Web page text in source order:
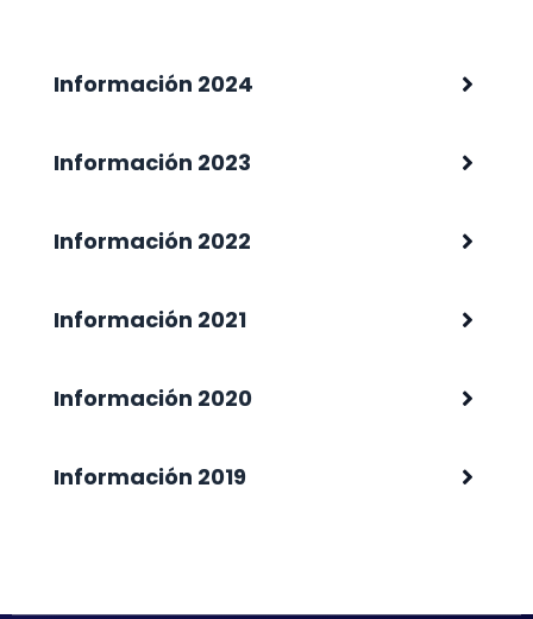
Información 2024
Información 2023
Información 2022
Información 2021
Información 2020
Información 2019